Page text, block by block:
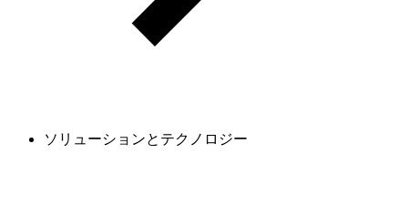
ソリューションとテクノロジー